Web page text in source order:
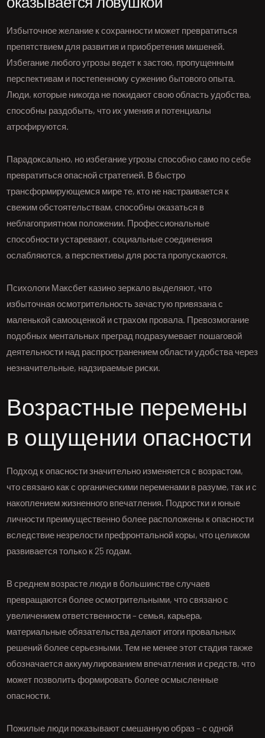
Избыточное желание к сохранности может превратиться
препятствием для развития и приобретения мишеней.
Избегание любого угрозы ведет к застою, пропущенным
перспективам и постепенному сужению бытового опыта.
Люди, которые никогда не покидают свою область удобства,
способны раздобыть, что их умения и потенциалы
атрофируются.
Парадоксально, но избегание угрозы способно само по себе
превратиться опасной стратегией. В быстро
трансформирующемся мире те, кто не настраивается к
свежим обстоятельствам, способны оказаться в
неблагоприятном положении. Профессиональные
способности устаревают, социальные соединения
ослабляются, а перспективы для роста пропускаются.
Психологи Максбет казино зеркало выделяют, что
избыточная осмотрительность зачастую привязана с
маленькой самооценкой и страхом провала. Превозмогание
подобных ментальных преград подразумевает пошаговой
деятельности над распространением области удобства через
незначительные, надзираемые риски.
Возрастные перемены
в ощущении опасности
Подход к опасности значительно изменяется с возрастом,
что связано как с органическими переменами в разуме, так и с
накоплением жизненного впечатления. Подростки и юные
личности преимущественно более расположены к опасности
вследствие незрелости префронтальной коры, что целиком
развивается только к 25 годам.
В среднем возрасте люди в большинстве случаев
превращаются более осмотрительными, что связано с
увеличением ответственности – семья, карьера,
материальные обязательства делают итоги провальных
решений более серьезными. Тем не менее этот стадия также
обозначается аккумулированием впечатления и средств, что
может позволить формировать более осмысленные
опасности.
Пожилые люди показывают смешанную образ – с одной